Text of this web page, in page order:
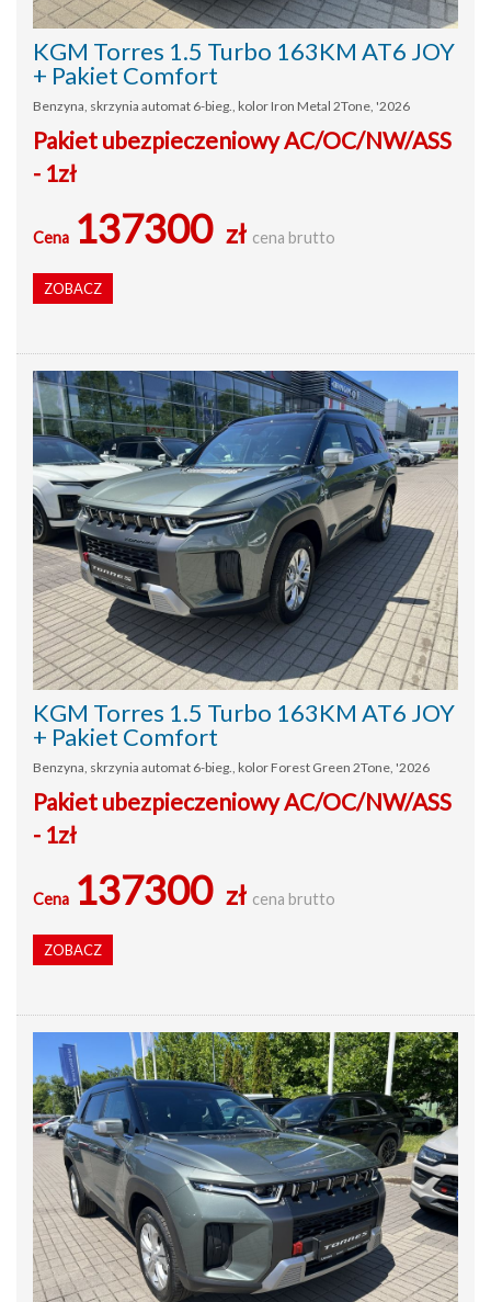
KGM Torres 1.5 Turbo 163KM AT6 JOY
+ Pakiet Comfort
Benzyna, skrzynia automat 6-bieg., kolor Iron Metal 2Tone, '2026
Pakiet ubezpieczeniowy AC/OC/NW/ASS
- 1zł
Cena 137300 zł cena brutto
ZOBACZ
KGM Torres 1.5 Turbo 163KM AT6 JOY
+ Pakiet Comfort
Benzyna, skrzynia automat 6-bieg., kolor Forest Green 2Tone, '2026
Pakiet ubezpieczeniowy AC/OC/NW/ASS
- 1zł
Cena 137300 zł cena brutto
ZOBACZ